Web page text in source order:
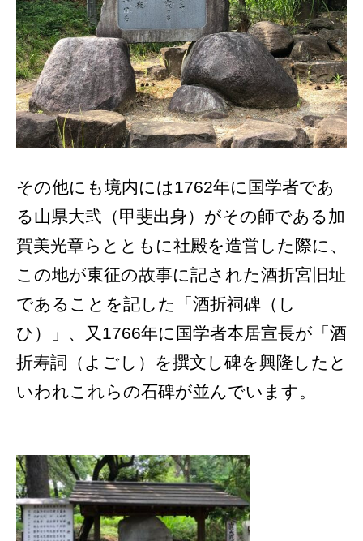
その他にも境内には1762年に国学者であ
る山県大弐（甲斐出身）がその師である加
賀美光章らとともに社殿を造営した際に、
この地が東征の故事に記された酒折宮旧址
であることを記した「酒折祠碑（し
ひ）」、又1766年に国学者本居宣長が「酒
折寿詞（よごし）を撰文し碑を興隆したと
いわれこれらの石碑が並んでいます。